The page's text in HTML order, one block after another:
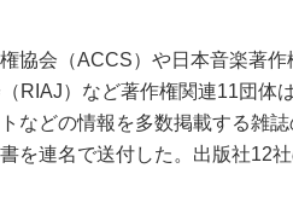
協会（ACCS）や日本音楽著作
RIAJ）など著作権関連11団体
などの情報を多数掲載する雑
を連名で送付した。出版社12